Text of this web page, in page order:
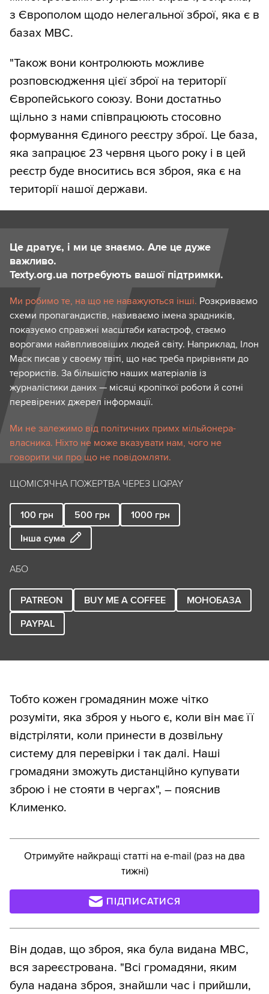
з Європолом щодо нелегальної зброї, яка є в
базах МВС.
"Також вони контролюють можливе
розповсюдження цієї зброї на території
Європейського союзу. Вони достатньо
щільно з нами співпрацюють стосовно
формування Єдиного реєстру зброї. Це база,
яка запрацює 23 червня цього року і в цей
реєстр буде вноситись вся зброя, яка є на
території нашої держави.
Це дратує, і ми це знаємо. Але це дуже
важливо.
Texty.org.ua потребують вашої підтримки.
Ми робимо те, на що не наважуються інші. Розкриваємо
схеми пропагандистів, називаємо імена зрадників,
показуємо справжні масштаби катастроф, стаємо
ворогами найвпливовіших людей світу. Наприклад, Ілон
Маск писав у своєму твіті, що нас треба прирівняти до
терористів. За більшістю наших матеріалів із
журналістики даних — місяці кропіткої роботи й сотні
перевірених джерел інформації.
Ми не залежимо від політичних примх мільйонера-
власника. Ніхто не може вказувати нам, чого не
говорити чи про що не повідомляти.
ЩОМІСЯЧНА ПОЖЕРТВА ЧЕРЕЗ LIQPAY
100 грн 500 грн 1000 грн
Інша сума
АБО
PATREON BUY ME A COFFEE
МОНОБАЗА
PAYPAL
Тобто кожен громадянин може чітко
розуміти, яка зброя у нього є, коли він має її
відстріляти, коли принести в дозвільну
систему для перевірки і так далі. Наші
громадяни зможуть дистанційно купувати
зброю і не стояти в чергах", – пояснив
Клименко.
Отримуйте найкращі статті на e-mail (раз на два
тижні)
ПІДПИСАТИСЯ
Він додав, що зброя, яка була видана МВС,
вся зареєстрована. "Всі громадяни, яким
була надана зброя, знайшли час і прийшли,